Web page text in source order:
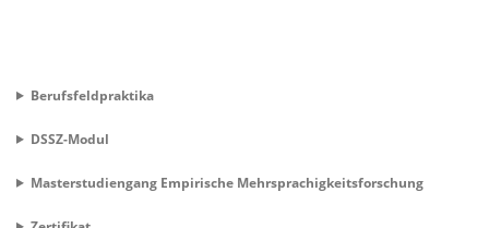
Berufsfeldpraktika
DSSZ-Modul
Masterstudiengang Empirische Mehrsprachigkeitsforschung